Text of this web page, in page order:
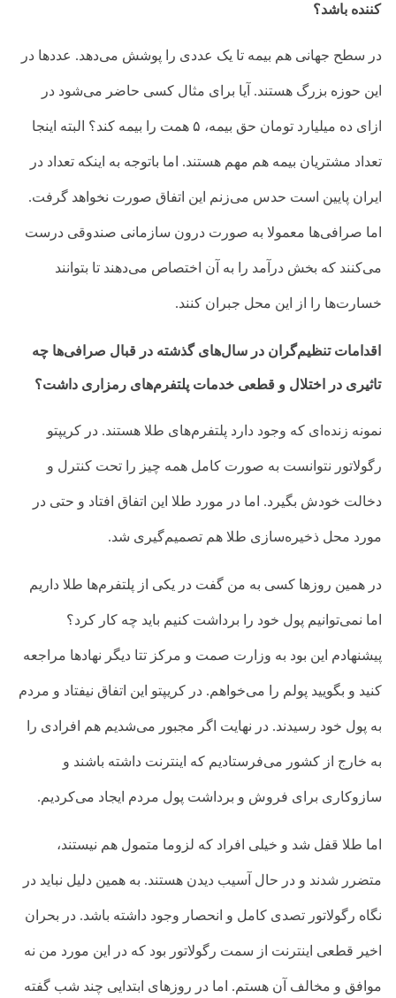
کننده باشد؟
در سطح جهانی هم بیمه تا یک عددی را پوشش می‌دهد. عددها در
این حوزه بزرگ هستند. آیا برای مثال کسی حاضر می‌شود در
ازای ده میلیارد تومان حق بیمه، ۵ همت را بیمه کند؟ البته اینجا
تعداد مشتریان بیمه هم مهم هستند. اما باتوجه به اینکه تعداد در
ایران پایین است حدس می‌زنم این اتفاق صورت نخواهد گرفت.
اما صرافی‌ها معمولا به صورت درون سازمانی صندوقی درست
می‌کنند که بخش درآمد را به آن اختصاص می‌دهند تا بتوانند
خسارت‌ها را از این محل جبران کنند.
اقدامات تنظیم‌گران در سال‌های گذشته در قبال صرافی‌ها چه
تاثیری در اختلال و قطعی خدمات پلتفرم‌های رمزاری داشت؟
نمونه زنده‌ای که وجود دارد پلتفرم‌های طلا هستند. در کریپتو
رگولاتور نتوانست به صورت کامل همه چیز را تحت کنترل و
دخالت خودش بگیرد. اما در مورد طلا این اتفاق افتاد و حتی در
مورد محل ذخیره‌سازی طلا هم تصمیم‌گیری شد.
در همین روزها کسی به من گفت در یکی از پلتفرم‌ها طلا داریم
اما نمی‌توانیم پول خود را برداشت کنیم باید چه کار کرد؟‌
پیشنهادم این بود به وزارت صمت و مرکز تتا دیگر نهادها مراجعه
کنید و بگویید پولم را می‌خواهم. در کریپتو این اتفاق نیفتاد و مردم
به پول خود رسیدند. در نهایت اگر مجبور می‌شدیم هم افرادی را
به خارج از کشور می‌فرستادیم که اینترنت داشته باشند و
سازوکاری برای فروش و برداشت پول مردم ایجاد می‌کردیم.
اما طلا قفل شد و خیلی افراد که لزوما متمول هم نیستند،
متضرر شدند و در حال آسیب دیدن هستند. به همین دلیل نباید در
نگاه رگولاتور تصدی کامل و انحصار وجود داشته باشد. در بحران
اخیر قطعی اینترنت از سمت رگولاتور بود که در این مورد من نه
موافق و مخالف آن هستم. اما در روز‌های ابتدایی چند شب گفته